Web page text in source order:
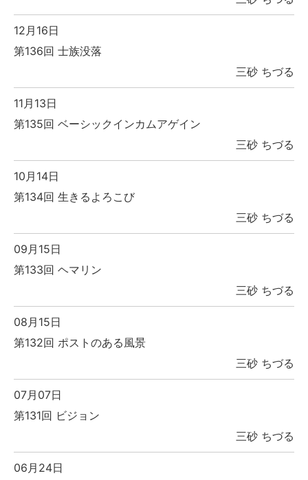
12月16日
第136回 士族没落
三砂 ちづる
11月13日
第135回 ベーシックインカムアゲイン
三砂 ちづる
10月14日
第134回 生きるよろこび
三砂 ちづる
09月15日
第133回 ヘマリン
三砂 ちづる
08月15日
第132回 ポストのある風景
三砂 ちづる
07月07日
第131回 ビジョン
三砂 ちづる
06月24日